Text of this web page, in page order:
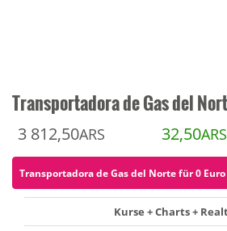
Transportadora de Gas del
3 812,50ARS 32,50ARS
Transportadora de Gas del Norte für 0
Kurse + Charts +